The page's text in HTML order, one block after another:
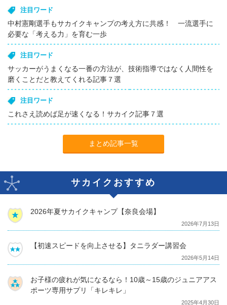
注目ワード
中村憲剛選手もサカイクキャンプの考え方に共感！ 一流選手に
必要な「考える力」を育む一歩
注目ワード
サッカーがうまくなる一番の方法が、技術指導ではなく人間性を
磨くことだと教えてくれる記事７選
注目ワード
これさえ読めば足が速くなる！サカイク記事７選
まとめ記事一覧
サカイクおすすめ
2026年夏サカイクキャンプ【奈良会場】
2026年7月13日
【初速スピードを向上させる】タニラダー講習会
2026年5月14日
お子様の疲れが気になるなら！10歳～15歳のジュニアアス
ポーツ専用サプリ「キレキレ」
2025年4月30日